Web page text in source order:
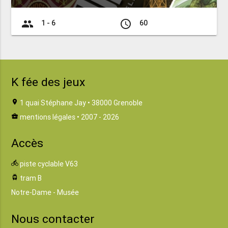
group 1 - 6 access_time 60
K fée des jeux
location_on 1 quai Stéphane Jay • 38000 Grenoble
business_center mentions légales • 2007 - 2026
Accès
directions_bike piste cyclable V63
tram tram B
Notre-Dame - Musée
Nous contacter